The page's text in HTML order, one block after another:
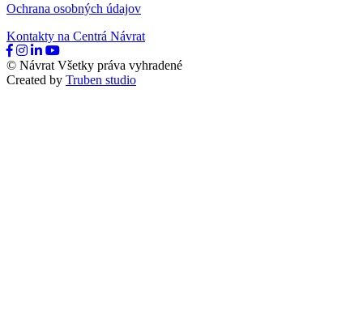
Ochrana osobných údajov
Kontakty na Centrá Návrat
© Návrat Všetky práva vyhradené
Created by Truben studio